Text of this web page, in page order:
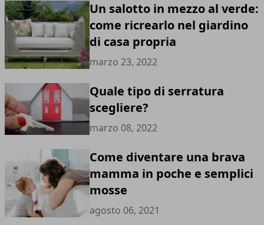
Un salotto in mezzo al verde:
come ricrearlo nel giardino
di casa propria
marzo 23, 2022
Quale tipo di serratura
scegliere?
marzo 08, 2022
Come diventare una brava
mamma in poche e semplici
mosse
agosto 06, 2021